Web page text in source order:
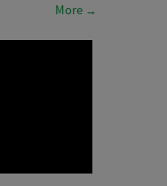
More →